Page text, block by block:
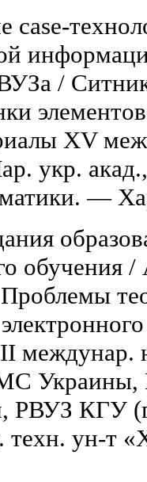
/
XV
укр.
—
обучения
междунар.
Украины,
КГУ (г.
техн. ун-